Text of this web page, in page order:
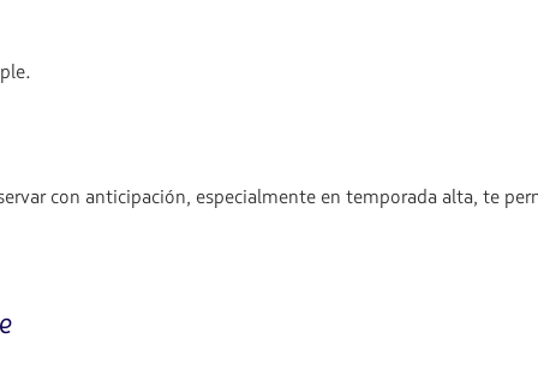
con anticipación, especialmente en temporada alta, te